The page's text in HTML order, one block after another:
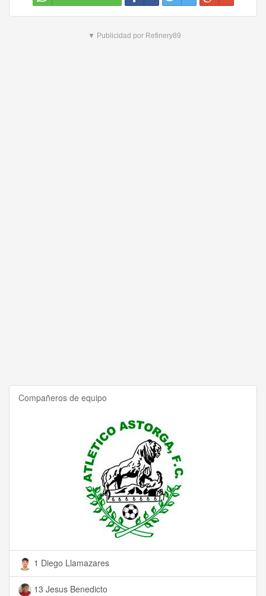
▼ Publicidad por Refinery89
Compañeros de equipo
1 Diego Llamazares
13 Jesus Benedicto